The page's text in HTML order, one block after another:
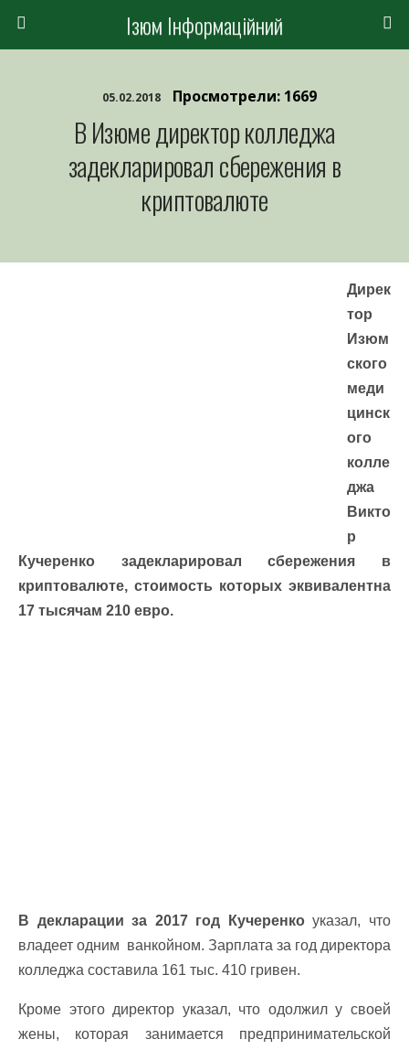
Ізюм Інформаційний
05.02.2018 Просмотрели: 1669
В Изюме директор колледжа
задекларировал сбережения в
криптовалюте
Дирек
тор
Изюм
ского
меди
цинск
ого
колле
джа
Викто
р
Кучеренко задекларировал сбережения в
криптовалюте, стоимость которых эквивалентна
17 тысячам 210 евро.
В декларации за 2017 год Кучеренкоуказал, что
владеет одним ванкойном. Зарплата за год директора
колледжа составила 161 тыс. 410 гривен.
Кроме этого директор указал, что одолжил у своей
жены, которая занимается предпринимательской